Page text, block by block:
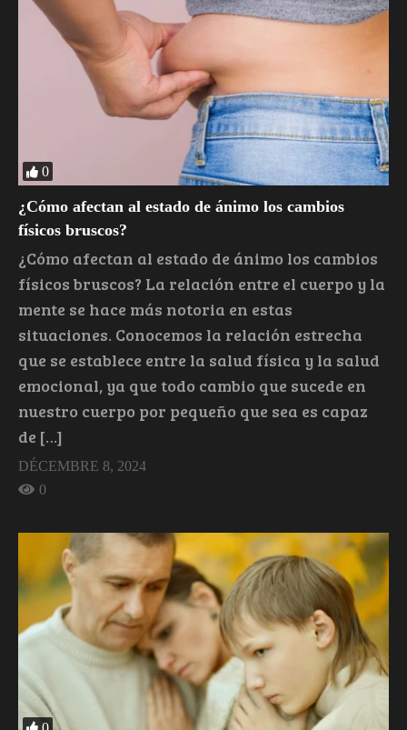
0
¿Cómo afectan al estado de ánimo los cambios
físicos bruscos?
¿Cómo afectan al estado de ánimo los cambios
físicos bruscos? La relación entre el cuerpo y la
mente se hace más notoria en estas
situaciones. Conocemos la relación estrecha
que se establece entre la salud física y la salud
emocional, ya que todo cambio que sucede en
nuestro cuerpo por pequeño que sea es capaz
de […]
DÉCEMBRE 8, 2024
0